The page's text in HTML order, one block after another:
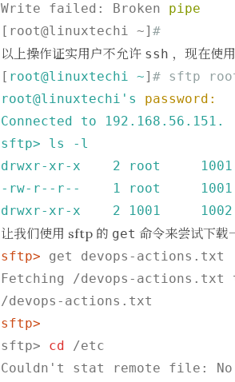
Write failed: Broken pipe
[root@linuxtechi ~] #
以上操作证实用户不允许 ssh ，现在使
[ root@linuxtechi ~] # sftp
root@linuxtechi's
password:
Connected
to 192.168 .56 .151 .
sftp>
ls
-l
drwxr-xr-x
2 root
-rw-r--r--
1 root
drwxr-xr-x
2 1001
让我们使用 sftp 的 get 命令来尝试下载
sftp> get devops-actions.txt
Fetching /devops-actions.txt
sftp>
sftp> cd /etc